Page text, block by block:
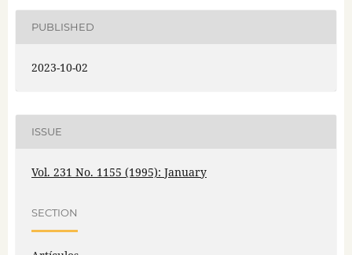
PUBLISHED
2023-10-02
ISSUE
Vol. 231 No. 1155 (1995): January
SECTION